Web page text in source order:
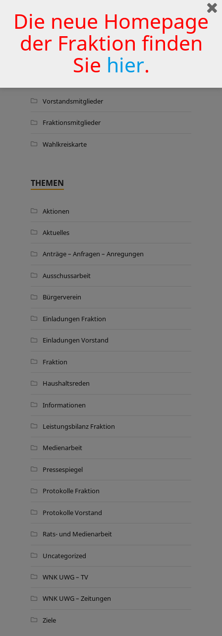
zu sichern
25. JUNI 2026
WER WIR SIND …
Vorstandsmitglieder
Fraktionsmitglieder
Wahlkreiskarte
THEMEN
Aktionen
Aktuelles
Anträge – Anfragen – Anregungen
Ausschussarbeit
Bürgerverein
Einladungen Fraktion
Einladungen Vorstand
Fraktion
Haushaltsreden
Informationen
Leistungsbilanz Fraktion
Medienarbeit
Pressespiegel
Protokolle Fraktion
Protokolle Vorstand
Rats- und Medienarbeit
Uncategorized
WNK UWG – TV
WNK UWG – Zeitungen
Ziele
Die neue Homepage
der Fraktion finden
Sie hier.